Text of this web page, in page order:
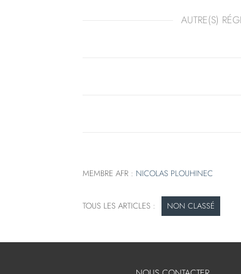
AUTRE(S)
MEMBRE AFR : NICOLAS PLOUHINEC
NON CLASSÉ